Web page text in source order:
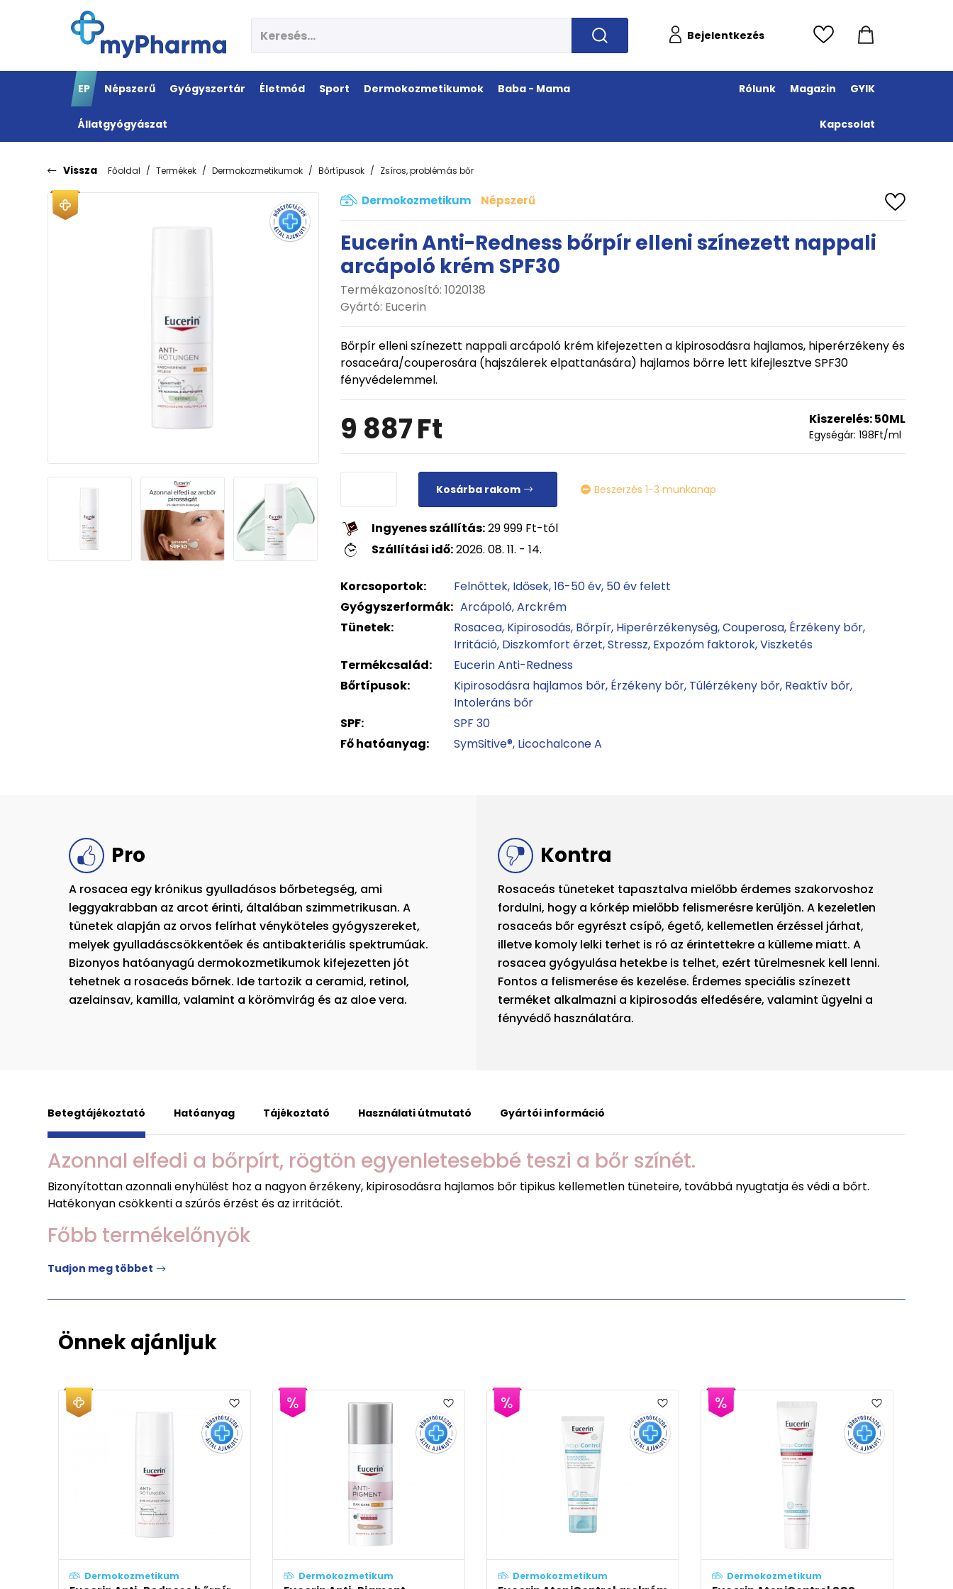
Bejelentkezés
EP Népszerű Gyógyszertár Életmód Sport Dermokozmetikumok Baba - Mama
Állatgyógyászat
Rólunk Magazin GYIK
Kapcsolat
Vissza Főoldal Termékek Dermokozmetikumok Bőrtípusok Zsíros, problémás bőr
Dermokozmetikum Népszerű
Eucerin Anti-Redness bőrpír elleni színezett nappali
arcápoló krém SPF30
Termékazonosító: 1020138
Gyártó: Eucerin
Bőrpír elleni színezett nappali arcápoló krém kifejezetten a kipirosodásra hajlamos, hiperérzékeny és
rosaceára/couperosára (hajszálerek elpattanására) hajlamos bőrre lett kifejlesztve SPF30
fényvédelemmel.
9 887Ft Kiszerelés:50ML
Egységár: 198Ft/ml
Kosárba rakom Beszerzés 1-3 munkanap
Ingyenes szállítás:29 999 Ft-tól
Szállítási idő:2026. 08. 11. - 14.
Korcsoportok: Felnőttek Idősek 16-50 év 50 év felett
Gyógyszerformák: Arcápoló Arckrém
Tünetek:
Rosacea Kipirosodás Bőrpír Hiperérzékenység Couperosa Érzékeny bőr
Irritáció Diszkomfort érzet Stressz Expozóm faktorok Viszketés
Termékcsalád:
Eucerin Anti-Redness
Bőrtípusok:
Kipirosodásra hajlamos bőr Érzékeny bőr Túlérzékeny bőr Reaktív bőr
Intoleráns bőr
SPF:
SPF 30
Fő hatóanyag:
SymSitive® Licochalcone A
Pro
A rosacea egy krónikus gyulladásos bőrbetegség, ami
leggyakrabban az arcot érinti, általában szimmetrikusan. A
tünetek alapján az orvos felírhat vényköteles gyógyszereket,
melyek gyulladáscsökkentőek és antibakteriális spektrumúak.
Bizonyos hatóanyagú dermokozmetikumok kifejezetten jót
tehetnek a rosaceás bőrnek. Ide tartozik a ceramid, retinol,
azelainsav, kamilla, valamint a körömvirág és az aloe vera.
Kontra
Rosaceás tüneteket tapasztalva mielőbb érdemes szakorvoshoz
fordulni, hogy a kórkép mielőbb felismerésre kerüljön. A kezeletlen
rosaceás bőr egyrészt csípő, égető, kellemetlen érzéssel járhat,
illetve komoly lelki terhet is ró az érintettekre a külleme miatt. A
rosacea gyógyulása hetekbe is telhet, ezért türelmesnek kell lenni.
Fontos a felismerése és kezelése. Érdemes speciális színezett
terméket alkalmazni a kipirosodás elfedésére, valamint ügyelni a
fényvédő használatára.
Betegtájékoztató Hatóanyag Tájékoztató Használati útmutató Gyártói információ
Azonnal elfedi a bőrpírt, rögtön egyenletesebbé teszi a bőr színét.
Bizonyítottan azonnali enyhülést hoz a nagyon érzékeny, kipirosodásra hajlamos bőr tipikus kellemetlen tüneteire, továbbá nyugtatja és védi a bőrt.
Hatékonyan csökkenti a szúrós érzést és az irritációt.
Főbb termékelőnyök
Tudjon meg többet
Önnek ajánljuk
Dermokozmetikum Dermokozmetikum Dermokozmetikum Dermokozmetikum